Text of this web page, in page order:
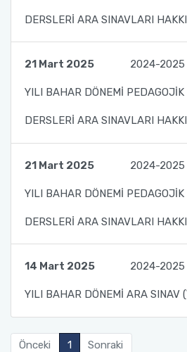
DERSLERİ ARA SINAVLARI
21 Mart 2025 2024-2025
YILI BAHAR DÖNEMİ PEDAGOJİK
DERSLERİ ARA SINAVLARI
21 Mart 2025 2024-2025
YILI BAHAR DÖNEMİ PEDAGOJİK
DERSLERİ ARA SINAVLARI
14 Mart 2025 2024-2025
YILI BAHAR DÖNEMİ ARA SINAV
Önceki 1 Sonraki
Fakülte Kurulu
Danışma Kurulu
Mezun Komisyonu
Birim İç Değerlendirme Raporu
Stratejik Plan (2024-2026)
Eğitim Öğretim Komisyonu